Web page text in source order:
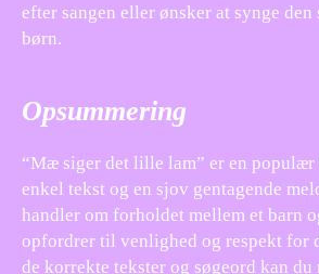
efter sangen eller ønsker at synge den
børn.
Opsummering
“Mæ siger det lille lam” er en populær
enkel tekst og en sjov gentagende
handler om forholdet mellem et barn
opfordrer til venlighed og respekt for
de korrekte tekster og søgeord kan du